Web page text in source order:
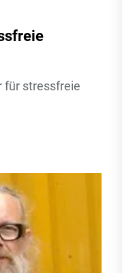
für stressfreie